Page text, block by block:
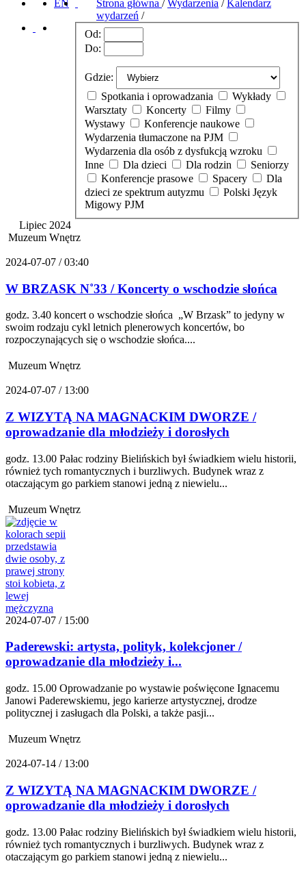
EN Strona główna / Wydarzenia / Kalendarz
wydarzeń /
Od:
Do:
Gdzie:
Spotkania i oprowadzania
Wykłady
Warsztaty
Koncerty
Filmy
Wystawy
Konferencje naukowe
Wydarzenia tłumaczone na PJM
Wydarzenia dla osób z dysfukcją wzroku
Inne
Dla dzieci Dla rodzin
Seniorzy
Konferencje prasowe
Spacery
dzieci ze spektrum autyzmu
Migowy PJM
Lipiec 2024
Muzeum Wnętrz
2024-07-07 / 03:40
W BRZASK N˚33 / Koncerty o wschodzie słońca
godz. 3.40 koncert o wschodzie słońca „W Brzask” to jedyny w
swoim rodzaju cykl letnich plenerowych koncertów, bo
rozpoczynających się o wschodzie słońca....
Muzeum Wnętrz
2024-07-07 / 13:00
Z WIZYTĄ NA MAGNACKIM DWORZE /
oprowadzanie dla młodzieży i dorosłych
godz. 13.00 Pałac rodziny Bielińskich był świadkiem wielu historii,
również tych romantycznych i burzliwych. Budynek wraz z
otaczającym go parkiem stanowi jedną z niewielu...
Muzeum Wnętrz
2024-07-07 / 15:00
Paderewski: artysta, polityk, kolekcjoner /
oprowadzanie dla młodzieży i...
godz. 15.00 Oprowadzanie po wystawie poświęcone Ignacemu
Janowi Paderewskiemu, jego karierze artystycznej, drodze
politycznej i zasługach dla Polski, a także pasji...
Muzeum Wnętrz
2024-07-14 / 13:00
Z WIZYTĄ NA MAGNACKIM DWORZE /
oprowadzanie dla młodzieży i dorosłych
godz. 13.00 Pałac rodziny Bielińskich był świadkiem wielu historii,
również tych romantycznych i burzliwych. Budynek wraz z
otaczającym go parkiem stanowi jedną z niewielu...